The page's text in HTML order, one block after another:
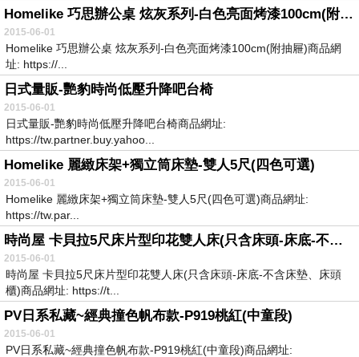
Homelike 巧思辦公桌 炫灰系列-白色亮面烤漆100cm(附抽屜)
2015-06-01
Homelike 巧思辦公桌 炫灰系列-白色亮面烤漆100cm(附抽屜)商品網
址: https://...
日式量販-艷豹時尚低壓升降吧台椅
2015-06-01
日式量販-艷豹時尚低壓升降吧台椅商品網址:
https://tw.partner.buy.yahoo...
Homelike 麗緻床架+獨立筒床墊-雙人5尺(四色可選)
2015-06-01
Homelike 麗緻床架+獨立筒床墊-雙人5尺(四色可選)商品網址:
https://tw.par...
時尚屋 卡貝拉5尺床片型印花雙人床(只含床頭-床底-不含床墊、床頭櫃)
2015-06-01
時尚屋 卡貝拉5尺床片型印花雙人床(只含床頭-床底-不含床墊、床頭
櫃)商品網址: https://t...
PV日系私藏~經典撞色帆布款-P919桃紅(中童段)
2015-06-01
PV日系私藏~經典撞色帆布款-P919桃紅(中童段)商品網址: